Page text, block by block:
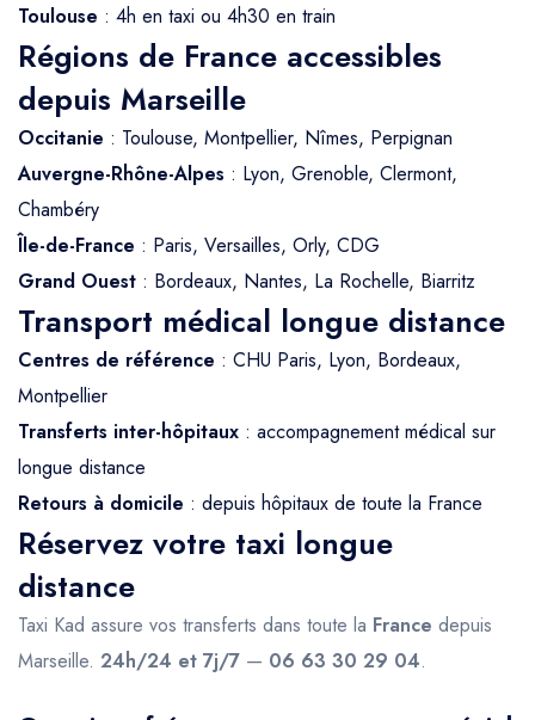
Toulouse : 4h en taxi ou 4h30 en train
Régions de France accessibles
depuis Marseille
Occitanie : Toulouse, Montpellier, Nîmes, Perpignan
Auvergne-Rhône-Alpes : Lyon, Grenoble, Clermont,
Chambéry
Île-de-France : Paris, Versailles, Orly, CDG
Grand Ouest : Bordeaux, Nantes, La Rochelle, Biarritz
Transport médical longue distance
Centres de référence : CHU Paris, Lyon, Bordeaux,
Montpellier
Transferts inter-hôpitaux : accompagnement médical sur
longue distance
Retours à domicile : depuis hôpitaux de toute la France
Réservez votre taxi longue
distance
Taxi Kad assure vos transferts dans toute la France depuis
Marseille. 24h/24 et 7j/7 — 06 63 30 29 04.